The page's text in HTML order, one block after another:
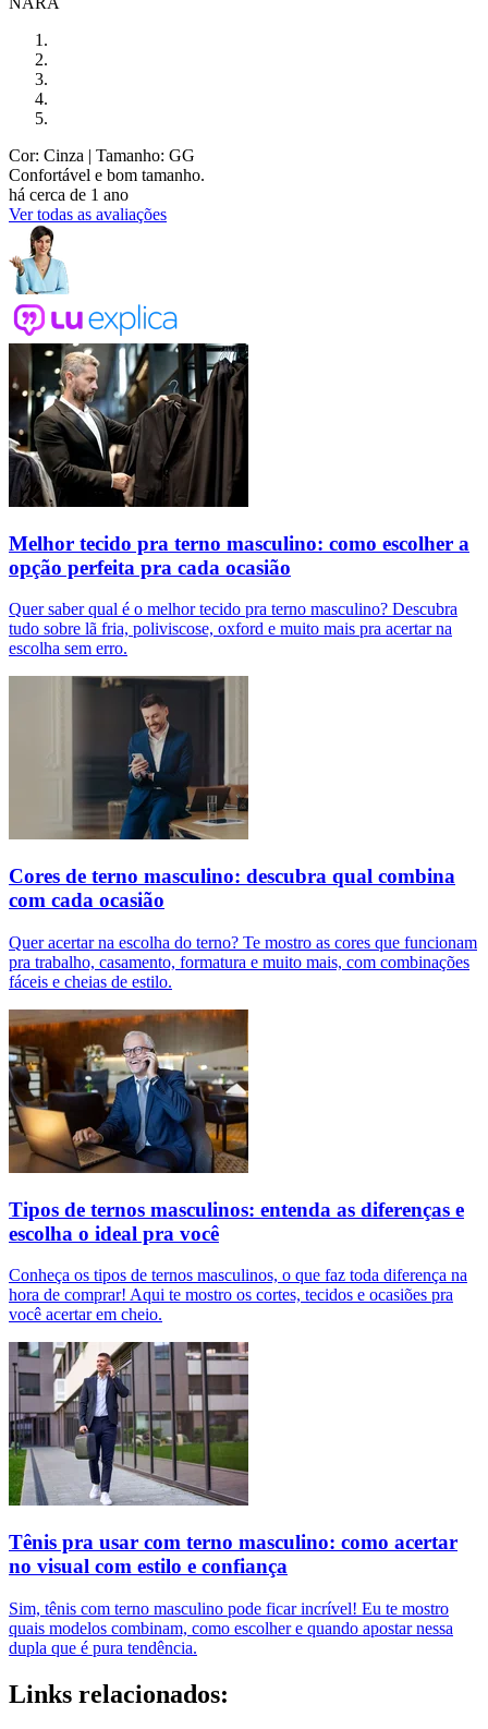
Cor: Cinza | Tamanho: GG
Confortável e bom tamanho.
há cerca de 1 ano
Ver todas as avaliações
Melhor tecido pra terno masculino: como escolher a
opção perfeita pra cada ocasião
Quer saber qual é o melhor tecido pra terno masculino? Descubra
tudo sobre lã fria, poliviscose, oxford e muito mais pra acertar na
escolha sem erro.
Cores de terno masculino: descubra qual combina
com cada ocasião
Quer acertar na escolha do terno? Te mostro as cores que funcionam
pra trabalho, casamento, formatura e muito mais, com combinações
fáceis e cheias de estilo.
Tipos de ternos masculinos: entenda as diferenças e
escolha o ideal pra você
Conheça os tipos de ternos masculinos, o que faz toda diferença na
hora de comprar! Aqui te mostro os cortes, tecidos e ocasiões pra
você acertar em cheio.
Tênis pra usar com terno masculino: como acertar
no visual com estilo e confiança
Sim, tênis com terno masculino pode ficar incrível! Eu te mostro
quais modelos combinam, como escolher e quando apostar nessa
dupla que é pura tendência.
Links relacionados: